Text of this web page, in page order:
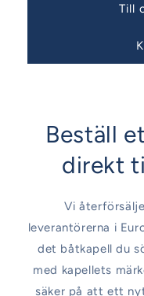
Till
Beställ
direkt
Vi
leverantörerna i
det båtkapell du
med kapellets
säker på att ett